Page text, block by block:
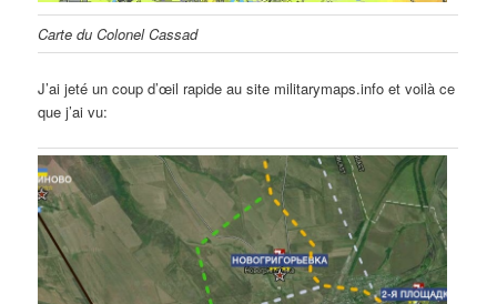
Carte du Colonel Cassad
J’ai jeté un coup d’œil rapide au site militarymaps.info et voilà ce
que j’ai vu: